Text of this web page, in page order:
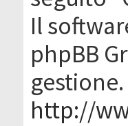
Il
phpBB
http://